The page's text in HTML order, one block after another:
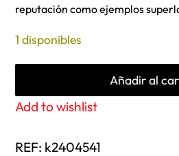
reputación como ejemplos
1 disponibles
Añadir al
Add to wishlist
REF: k2404541